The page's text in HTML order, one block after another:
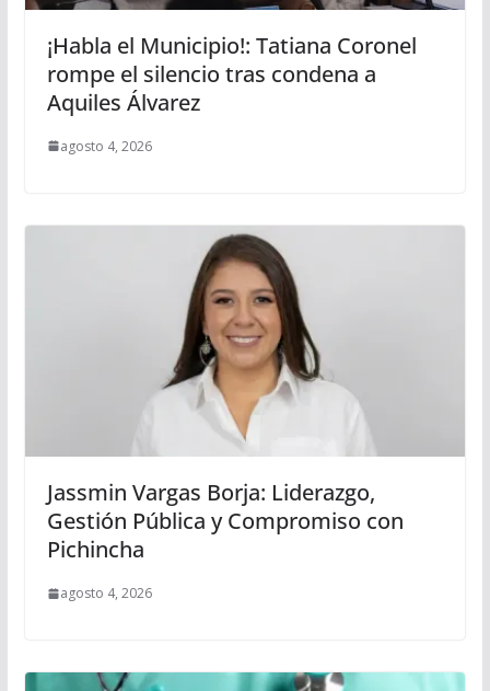
¡Habla el Municipio!: Tatiana Coronel
rompe el silencio tras condena a
Aquiles Álvarez
agosto 4, 2026
Jassmin Vargas Borja: Liderazgo,
Gestión Pública y Compromiso con
Pichincha
agosto 4, 2026